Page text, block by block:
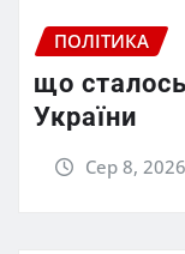
ПОЛІТИКА
що
України
Сер 8, 2026